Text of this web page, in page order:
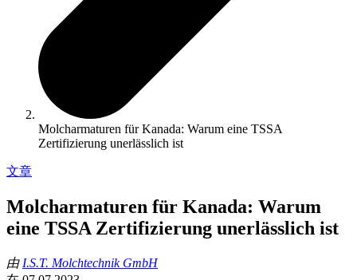
Molcharmaturen für Kanada: Warum eine TSSA
Zertifizierung unerlässlich ist
文章
Molcharmaturen für Kanada: Warum
eine TSSA Zertifizierung unerlässlich ist
由 I.S.T. Molchtechnik GmbH